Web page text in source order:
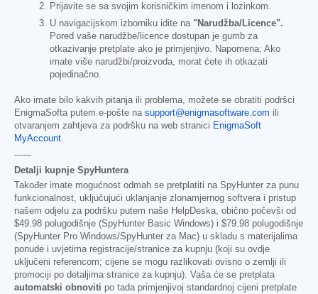
Prijavite se sa svojim korisničkim imenom i lozinkom.
U navigacijskom izborniku idite na "Narudžba/Licence".
Pored vaše narudžbe/licence dostupan je gumb za
otkazivanje pretplate ako je primjenjivo. Napomena: Ako
imate više narudžbi/proizvoda, morat ćete ih otkazati
pojedinačno.
Ako imate bilo kakvih pitanja ili problema, možete se obratiti podršci
EnigmaSofta putem e-pošte na support@enigmasoftware.com ili
otvaranjem zahtjeva za podršku na web stranici EnigmaSoft
MyAccount.
------
Detalji kupnje SpyHuntera
Također imate mogućnost odmah se pretplatiti na SpyHunter za punu
funkcionalnost, uključujući uklanjanje zlonamjernog softvera i pristup
našem odjelu za podršku putem naše HelpDeska, obično počevši od
$49.98 polugodišnje (SpyHunter Basic Windows) i $79.98 polugodišnje
(SpyHunter Pro Windows/SpyHunter za Mac) u skladu s materijalima
ponude i uvjetima registracije/stranice za kupnju (koji su ovdje
uključeni referencom; cijene se mogu razlikovati ovisno o zemlji ili
promociji po detaljima stranice za kupnju). Vaša će se pretplata
automatski obnoviti po tada primjenjivoj standardnoj cijeni pretplate